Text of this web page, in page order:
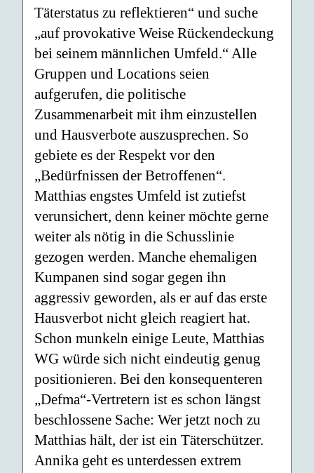
Täterstatus zu reflektieren“ und suche
„auf provokative Weise Rückendeckung
bei seinem männlichen Umfeld.“ Alle
Gruppen und Locations seien
aufgerufen, die politische
Zusammenarbeit mit ihm einzustellen
und Hausverbote auszusprechen. So
gebiete es der Respekt vor den
„Bedürfnissen der Betroffenen“.
Matthias engstes Umfeld ist zutiefst
verunsichert, denn keiner möchte gerne
weiter als nötig in die Schusslinie
gezogen werden. Manche ehemaligen
Kumpanen sind sogar gegen ihn
aggressiv geworden, als er auf das erste
Hausverbot nicht gleich reagiert hat.
Schon munkeln einige Leute, Matthias
WG würde sich nicht eindeutig genug
positionieren. Bei den konsequenteren
„Defma“-Vertretern ist es schon längst
beschlossene Sache: Wer jetzt noch zu
Matthias hält, der ist ein Täterschützer.
Annika geht es unterdessen extrem